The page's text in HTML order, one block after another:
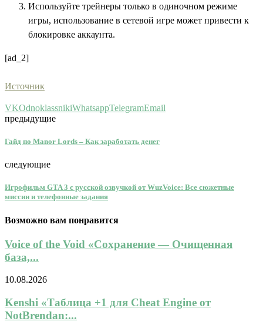
Используйте трейнеры только в одиночном режиме
игры, использование в сетевой игре может привести к
блокировке аккаунта.
[ad_2]
Источник
VKOdnoklassnikiWhatsappTelegramEmail
предыдущие
Гайд по Manor Lords – Как заработать денег
следующие
Игрофильм GTA 3 с русской озвучкой от WuzVoice: Все сюжетные
миссии и телефонные задания
Возможно вам понравится
Voice of the Void «Сохранение — Очищенная
база,...
10.08.2026
Kenshi «Таблица +1 для Cheat Engine от
NotBrendan:...